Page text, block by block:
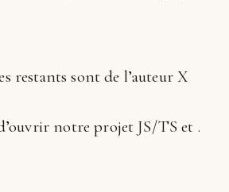
restants sont de l’auteur X
notre projet JS/TS et .